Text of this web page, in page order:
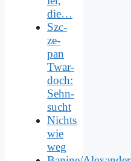
die…
Szc­
ze­
pan
Twar­
doch:
Sehn­
sucht
Nichts
wie
weg